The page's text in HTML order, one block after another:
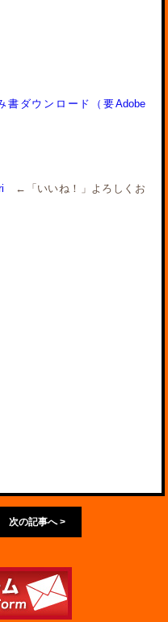
書ダウンロード（要Adobe
←「いいね！」よろしくお
次の記事へ >